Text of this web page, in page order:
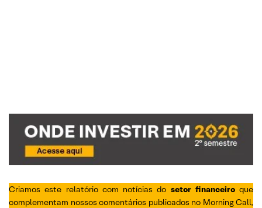
Criamos este relatório com notícias do setor financeiroque
complementam nossos comentários publicados no Morning Call,